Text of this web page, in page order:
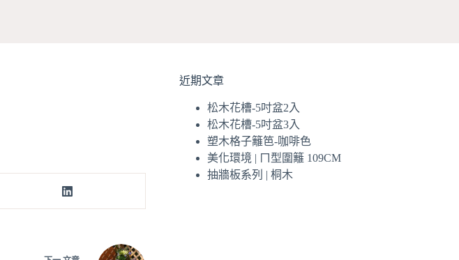
近期文章
松木花槽-5吋盆2入
松木花槽-5吋盆3入
塑木格子籬笆-咖啡色
美化環境 | ㄇ型圍籬 109CM
抽牆板系列 | 桐木